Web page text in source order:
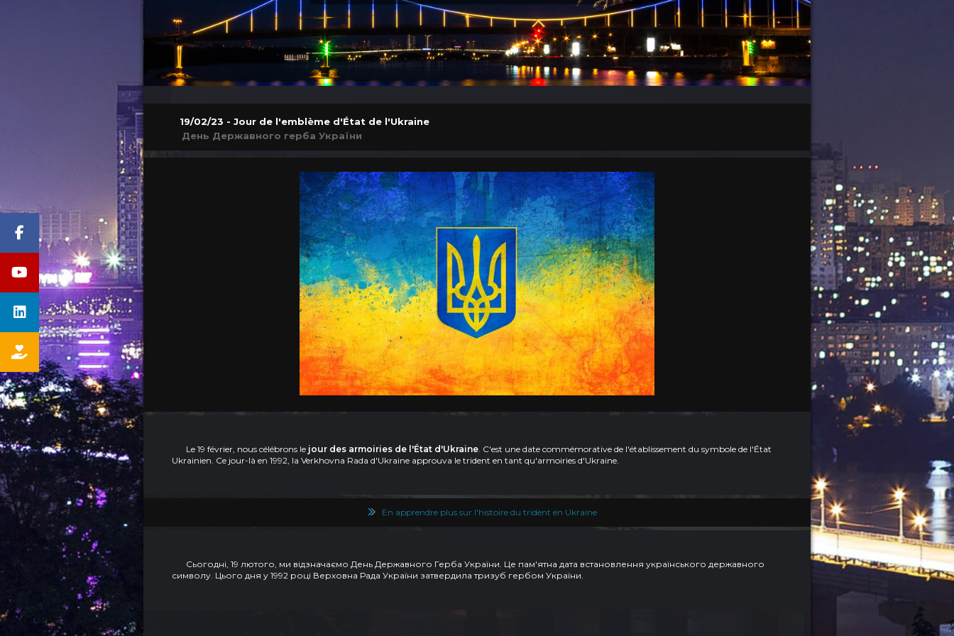
19/02/23 - Jour de l'emblème d'État de l'Ukraine
День Державного герба України
Le 19 février, nous célébrons le jour des armoiries de l'État d'Ukraine. C'est une date commémorative de l'établissement du symbole de l'État
Ukrainien. Ce jour-là en 1992, la Verkhovna Rada d'Ukraine approuva le trident en tant qu'armoiries d'Ukraine.
En apprendre plus sur l'histoire du trident en Ukraine
Сьогодні, 19 лютого, ми відзначаємо День Державного Герба України. Це пам'ятна дата встановлення українського державного
символу. Цього дня у 1992 році Верховна Рада України затвердила тризуб гербом України.